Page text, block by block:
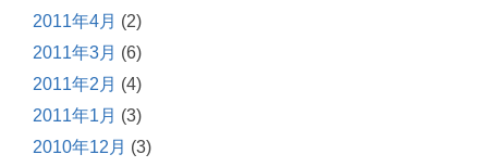
2011年4月 (2)
2011年3月 (6)
2011年2月 (4)
2011年1月 (3)
2010年12月 (3)